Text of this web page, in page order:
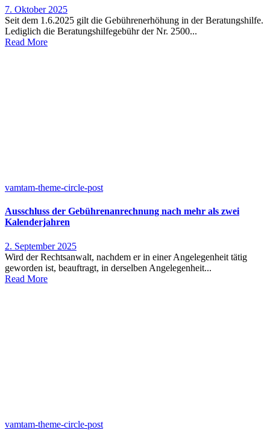
7. Oktober 2025
Seit dem 1.6.2025 gilt die Gebührenerhöhung in der Beratungshilfe.
Lediglich die Beratungshilfegebühr der Nr. 2500...
Read More
vamtam-theme-circle-post
Ausschluss der Gebührenanrechnung nach mehr als zwei
Kalenderjahren
2. September 2025
Wird der Rechtsanwalt, nachdem er in einer Angelegenheit tätig
geworden ist, beauftragt, in derselben Angelegenheit...
Read More
vamtam-theme-circle-post